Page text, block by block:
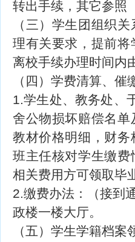
转出手续，其它参照
（三）学生团组织
理有关要求，提前
离校手续办理时间内
（四）学费清算、催
1.学生处、教务处、
舍公物损坏赔偿名
教材价格明细，财
班主任核对学生缴
相关费用方可领取毕
2.缴费办法：（接到
政楼一楼大厅。
（五）学生学籍档案